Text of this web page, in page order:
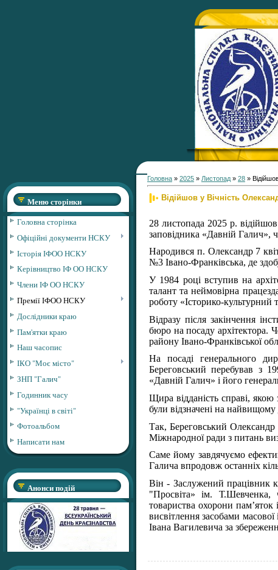
Меню сторінки
Головна сторінка
Офіційні документи НСКУ
Історія ІФОО НСКУ
Керівництво ІФ ОО НСКУ
Члени ІФ ОО НСКУ
Премії ІФОО НСКУ
Дослідники краю
Пам'ятки краю
Наш часопис
ІКО "Моє місто"
ЗНП "Галич"
Годинник часу
"Українці в світі"
Фотоальбом
Написати нам
Анонси подій
Головна » 2025 » Листопад » 28 »
Відійшов у Вічність
28 листопада 2025 р.
заповідника «Давній Галич»,
Народився п. Олександр 7
№3 Івано-Франківська, де
У 1984 році вступив на
талант та неймовірна
роботу «Історико-
Відразу після закінчення
бюро на посаду архітектора.
району Івано-Франківської
На посаді генерального
Береговський перебував з
«Давній Галич» і його
Щира відданість справі, якою
були відзначені на
Так, Береговський
Міжнародної ради з питань
Саме йому завдячуємо
Галича впродовж останніх
Він - Заслужений працівник
"Просвіта» ім. Т.Шевченка,
товариства охорони пам’яток
висвітлення засобами
Івана Вагилевича за